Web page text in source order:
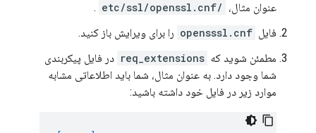
عنوان مثال، /etc/ssl/openssl.cnf
.
فایل opensssl.cnf را برای ویرایش باز کنید.
مطمئن شوید که req_extensions در فایل پیکربندی
شما وجود دارد. به عنوان مثال، شما باید اطلاعاتی مشابه
موارد زیر در فایل خود داشته باشید: